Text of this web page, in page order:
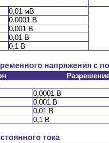
0,01 мВ
0,0001 В
0,001 В
0,01 В
0,1 В
напряжения с
0,0001 В
0,001 В
0,01 В
0,1 В
тока